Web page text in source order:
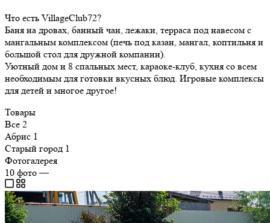
Что есть VillageClub72?
Баня на дровах, банный чан, лежаки, терраса под навесом с
мангальным комплексом (печь под казан, мангал, коптильня и
большой стол для дружной компании).
Уютный дом и 8 спальных мест, караоке-клуб, кухня со всем
необходимым для готовки вкусных блюд. Игровые комплексы
для детей и многое другое!
Товары
Все 2
Абрис 1
Старый город 1
Фотогалерея
10 фото—